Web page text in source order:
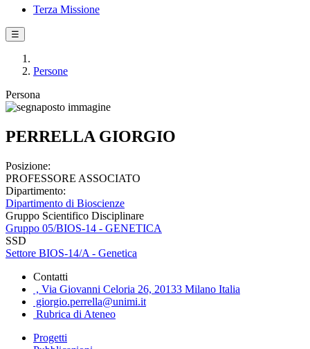
Terza Missione
☰
Persone
Persona
PERRELLA GIORGIO
Posizione:
PROFESSORE ASSOCIATO
Dipartimento:
Dipartimento di Bioscienze
Gruppo Scientifico Disciplinare
Gruppo 05/BIOS-14 - GENETICA
SSD
Settore BIOS-14/A - Genetica
Contatti
, Via Giovanni Celoria 26, 20133 Milano Italia
giorgio.perrella@unimi.it
Rubrica di Ateneo
Progetti